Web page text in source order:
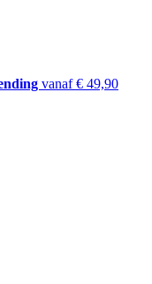
vanaf € 49,90